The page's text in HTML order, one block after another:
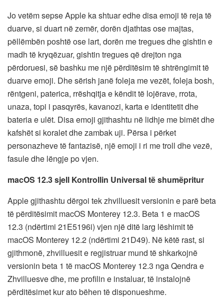
Jo vetëm sepse Apple ka shtuar edhe disa emoji të reja të
duarve, si duart në zemër, dorën djathtas ose majtas,
pëllëmbën poshtë ose lart, dorën me tregues dhe gishtin e
madh të kryqëzuar, gishtin tregues që drejton nga
përdoruesi, së bashku me një përditësim të shtrëngimit të
duarve emoji. Dhe sërish janë foleja me vezët, foleja bosh,
rëntgeni, paterica, rrëshqitja e këndit të lojërave, rrota,
unaza, topi i pasqyrës, kavanozi, karta e identitetit dhe
bateria e ulët. Disa emoji gjithashtu në lidhje me bimët dhe
kafshët si koralet dhe zambak uji. Përsa i përket
personazheve të fantazisë, një emoji i ri me troll dhe vezë,
fasule dhe lëngje po vjen.
macOS 12.3 sjell Kontrollin Universal të shumëpritur
Apple gjithashtu dërgoi tek zhvilluesit versionin e parë beta
të përditësimit macOS Monterey 12.3. Beta 1 e macOS
12.3 (ndërtimi 21E5196i) vjen një ditë larg lëshimit të
macOS Monterey‌ 12.2 (ndërtimi 21D49). Në këtë rast, si
gjithmonë, zhvilluesit e regjistruar mund të shkarkojnë
versionin beta 1 të macOS Monterey 12.3 nga Qendra e
Zhvilluesve dhe, me profilin e instaluar, të instalojnë
përditësimet kur ato bëhen të disponueshme.